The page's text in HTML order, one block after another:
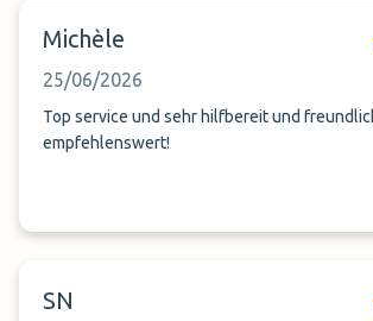
Michèle
25/06/2026
Top service und sehr hilfbereit und
empfehlenswert!
SN